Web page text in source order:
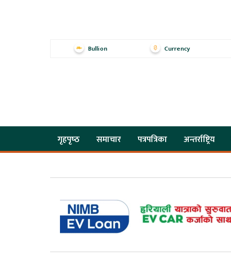
Bullion Currency
गृहपृष्‍ठ समाचार पत्रपत्रिका अन्तर्राष्ट्रिय